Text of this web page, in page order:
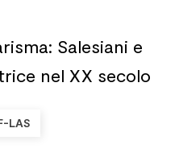
Salesiani e
nel XX secolo
LAS